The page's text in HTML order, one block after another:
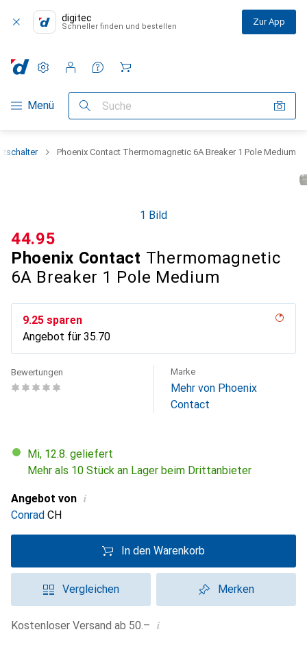
digitec
Schneller finden und bestellen Zur App
Navigation nach Kategorien
Menü Suche
Einstellungen
Kundenkonto
Vergleichslisten
Merklisten
Warenkorb
Phoenix Contact Thermomagnetic 6A Breaker 1 Pole Medium
1 Bild
Phoenix Contact Thermomagnetic
6A Breaker 1 Pole Medium
CHF
44.95
CHF
9.25 sparen
Angebot für CHF
35.70
Bewertungen Marke
Mehr von Phoenix
Contact
Mi, 12.8. geliefert
Mehr als 10 Stück an Lager beim Drittanbieter
Angebot von i
Conrad CH
In den Warenkorb
Vergleichen Merken
Kostenloser Versand ab 50.– i